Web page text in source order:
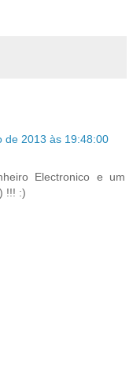
de 2013 às 19:48:00
Electronico e um
!!! :)